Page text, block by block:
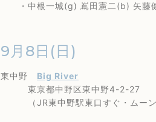
・中根一城(g) 嶌田憲二(b) 矢藤
9月8日(日)
東中野 Big River
東京都中野区東中野4-2-27
（JR東中野駅東口すぐ・ムーン